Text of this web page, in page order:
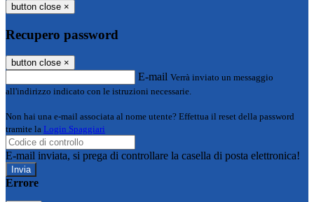
button close ×
Recupero password
button close ×
E-mail Verrà inviato un messaggio
all'indirizzo indicato con le istruzioni necessarie.
Non hai una e-mail associata al nome utente? Effettua il reset della password
tramite la Login Spaggiari
E-mail inviata, si prega di controllare la casella di posta elettronica!
Errore